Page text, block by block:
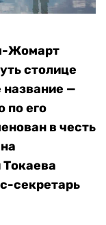
Жомарт
столице
—
по его
в честь
секретарь